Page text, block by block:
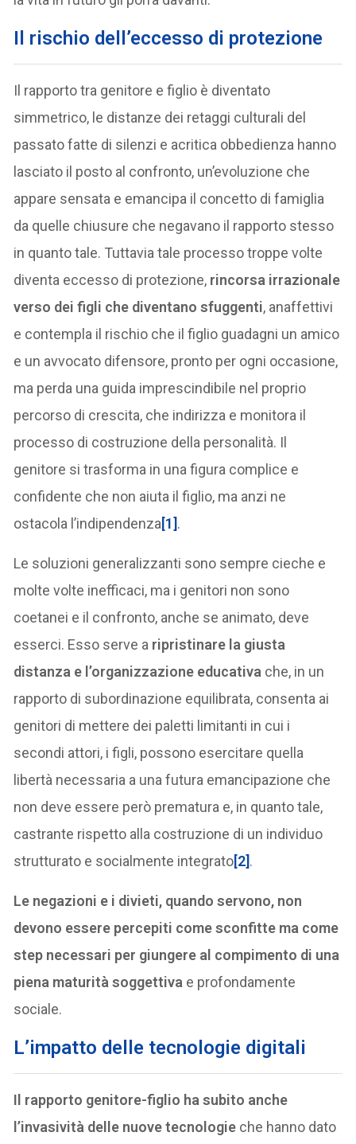
Il rischio dell’eccesso di protezione
Il rapporto tra genitore e figlio è diventato
simmetrico, le distanze dei retaggi culturali del
passato fatte di silenzi e acritica obbedienza hanno
lasciato il posto al confronto, un’evoluzione che
appare sensata e emancipa il concetto di famiglia
da quelle chiusure che negavano il rapporto stesso
in quanto tale. Tuttavia tale processo troppe volte
diventa eccesso di protezione, rincorsa irrazionale
verso dei figli che diventano sfuggenti, anaffettivi
e contempla il rischio che il figlio guadagni un amico
e un avvocato difensore, pronto per ogni occasione,
ma perda una guida imprescindibile nel proprio
percorso di crescita, che indirizza e monitora il
processo di costruzione della personalità. Il
genitore si trasforma in una figura complice e
confidente che non aiuta il figlio, ma anzi ne
ostacola l’indipendenza[1].
Le soluzioni generalizzanti sono sempre cieche e
molte volte inefficaci, ma i genitori non sono
coetanei e il confronto, anche se animato, deve
esserci. Esso serve a ripristinare la giusta
distanza e l’organizzazione educativa che, in un
rapporto di subordinazione equilibrata, consenta ai
genitori di mettere dei paletti limitanti in cui i
secondi attori, i figli, possono esercitare quella
libertà necessaria a una futura emancipazione che
non deve essere però prematura e, in quanto tale,
castrante rispetto alla costruzione di un individuo
strutturato e socialmente integrato[2].
Le negazioni e i divieti, quando servono, non
devono essere percepiti come sconfitte ma come
step necessari per giungere al compimento di una
piena maturità soggettiva e profondamente
sociale.
L’impatto delle tecnologie digitali
Il rapporto genitore-figlio ha subito anche
l’invasività delle nuove tecnologie che hanno dato